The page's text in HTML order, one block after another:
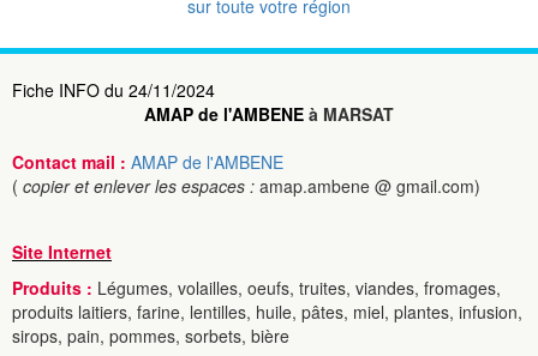
sur toute votre région
Fiche INFO du 24/11/2024
AMAP de l'AMBENE à MARSAT
Contact mail : AMAP de l'AMBENE
( copier et enlever les espaces : amap.ambene @ gmail.com)
Site Internet
Produits : Légumes, volailles, oeufs, truites, viandes, fromages,
produits laitiers, farine, lentilles, huile, pâtes, miel, plantes, infusion,
sirops, pain, pommes, sorbets, bière